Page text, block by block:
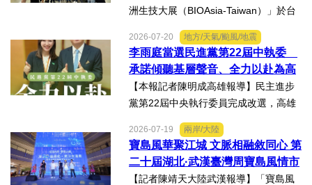
洲生技大展（BIOAsia-Taiwan）」於台
研發長葉耀宗率團隊以「健康一體．精
準未來」為主題參展，展現產學合作夥
伴展示精準健康、生物科...
2026-07-20 地方/天氣/颱風/地震
李雨庭當選民進黨第22屆中執委
承諾傾聽基層聲音、全力以赴為高
雄與台灣努力
【本報記者陳明成高雄報導】民主進步
黨第22屆中央執行委員完成改選，高雄
表示，能夠獲得黨內同志的肯定與支
持，深感榮幸，也肩負更重大的責任，
未來將秉持初心，做好黨與地...
2026-07-19 兩岸/大陸
寶島風華聚江城 文脈相融敘同心 第
二十屆湖北·武漢臺灣周寶島風情市
集暨文化交流之夜在漢溫情上演
【記者陳靖天大陸武漢報導】「寶島風